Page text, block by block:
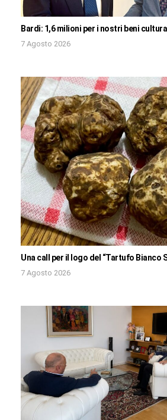
Bardi: 1,6 milioni per i nostri beni
7 Agosto 2026
Una call per il logo del “Tartufo Bianco
7 Agosto 2026